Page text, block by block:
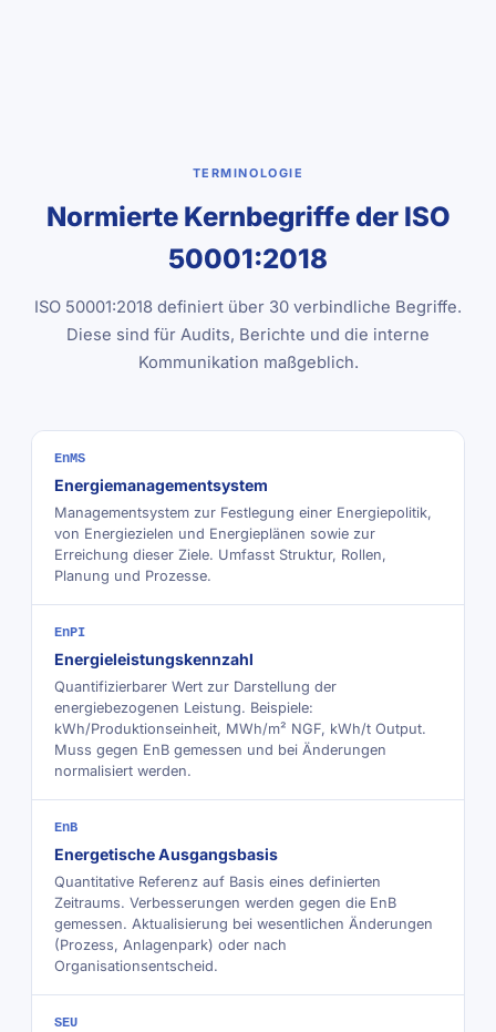
TERMINOLOGIE
Normierte Kernbegriffe der ISO
50001:2018
ISO 50001:2018 definiert über 30 verbindliche Begriffe.
Diese sind für Audits, Berichte und die interne
Kommunikation maßgeblich.
EnMS
Energiemanagementsystem
Managementsystem zur Festlegung einer Energiepolitik,
von Energiezielen und Energieplänen sowie zur
Erreichung dieser Ziele. Umfasst Struktur, Rollen,
Planung und Prozesse.
EnPI
Energieleistungskennzahl
Quantifizierbarer Wert zur Darstellung der
energiebezogenen Leistung. Beispiele:
kWh/Produktionseinheit, MWh/m² NGF, kWh/t Output.
Muss gegen EnB gemessen und bei Änderungen
normalisiert werden.
EnB
Energetische Ausgangsbasis
Quantitative Referenz auf Basis eines definierten
Zeitraums. Verbesserungen werden gegen die EnB
gemessen. Aktualisierung bei wesentlichen Änderungen
(Prozess, Anlagenpark) oder nach
Organisationsentscheid.
SEU